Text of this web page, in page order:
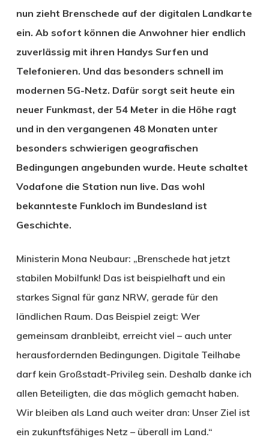
nun zieht Brenschede auf der digitalen Landkarte
ein. Ab sofort können die Anwohner hier endlich
zuverlässig mit ihren Handys Surfen und
Telefonieren. Und das besonders schnell im
modernen 5G-Netz. Dafür sorgt seit heute ein
neuer Funkmast, der 54 Meter in die Höhe ragt
und in den vergangenen 48 Monaten unter
besonders schwierigen geografischen
Bedingungen angebunden wurde. Heute schaltet
Vodafone die Station nun live. Das wohl
bekannteste Funkloch im Bundesland ist
Geschichte.
Ministerin Mona Neubaur: „Brenschede hat jetzt
stabilen Mobilfunk! Das ist beispielhaft und ein
starkes Signal für ganz NRW, gerade für den
ländlichen Raum. Das Beispiel zeigt: Wer
gemeinsam dranbleibt, erreicht viel – auch unter
herausfordernden Bedingungen. Digitale Teilhabe
darf kein Großstadt-Privileg sein. Deshalb danke ich
allen Beteiligten, die das möglich gemacht haben.
Wir bleiben als Land auch weiter dran: Unser Ziel ist
ein zukunftsfähiges Netz – überall im Land.“